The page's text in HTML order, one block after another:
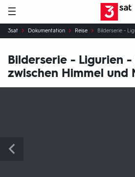
Hauptnavigation 3SAT
Sie
sind
3sat Dokumentation Reise Bilderserie -
Bilderserie - Ligurien -
zwischen Himmel und